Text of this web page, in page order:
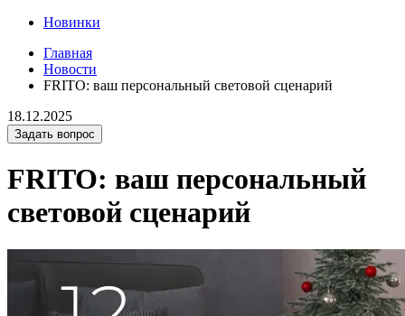
Новинки
Главная
Новости
FRITO: ваш персональный световой сценарий
18.12.2025
Задать вопрос
FRITO: ваш персональный
световой сценарий